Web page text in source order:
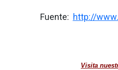
Fuente: http://
Visita